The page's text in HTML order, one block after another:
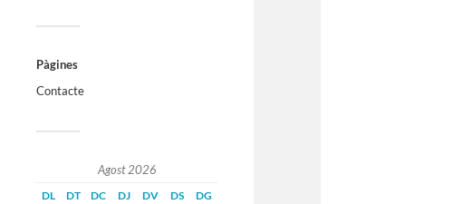
Pàgines
Contacte
Agost 2026
DL DT DC DJ DV DS DG